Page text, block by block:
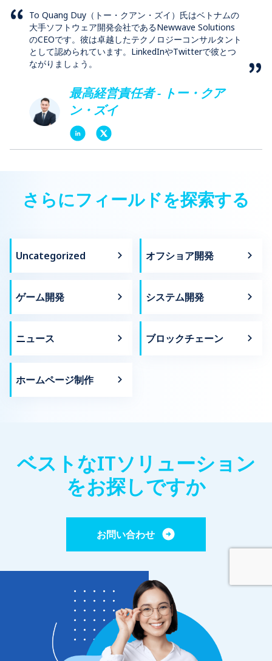
To Quang Duy（トー・クアン・ズイ）氏はベトナムの
大手ソフトウェア開発会社であるNewwave Solutions
のCEOです。彼は卓越したテクノロジーコンサルタント
として認められています。LinkedInやTwitterで彼とつ
ながりましょう。
最高経営責任者 - トー・クア
ン・ズイ
さらにフィールドを探索する
Uncategorized オフショア開発
ゲーム開発 システム開発
ニュース ブロックチェーン
ホームページ制作
ベストなITソリューション
をお探しですか
お問い合わせ